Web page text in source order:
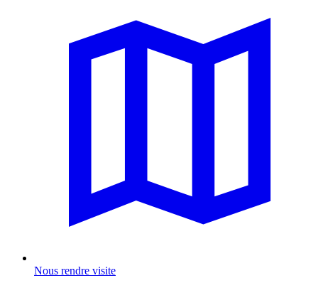
Nous rendre visite